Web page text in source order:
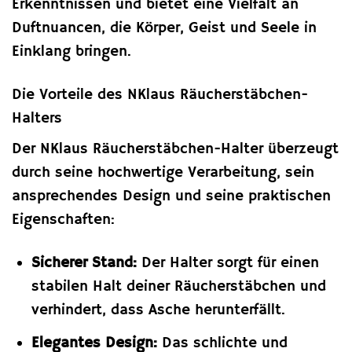
Erkenntnissen und bietet eine Vielfalt an
Duftnuancen, die Körper, Geist und Seele in
Einklang bringen.
Die Vorteile des NKlaus Räucherstäbchen-
Halters
Der NKlaus Räucherstäbchen-Halter überzeugt
durch seine hochwertige Verarbeitung, sein
ansprechendes Design und seine praktischen
Eigenschaften:
Sicherer Stand:Der Halter sorgt für einen
stabilen Halt deiner Räucherstäbchen und
verhindert, dass Asche herunterfällt.
Elegantes Design:Das schlichte und